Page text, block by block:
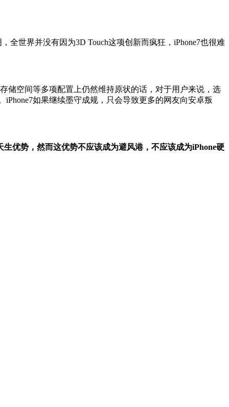
全世界并没有因为3D Touch这项创新而疯狂，iPhone7也很难
储空间等多项配置上仍然维持原状的话，对于用户来说，选
如果继续墨守成规，只会导致更多的网友向安卓叛
生优势，然而这优势不应该成为避风港，不应该成为iPhone硬